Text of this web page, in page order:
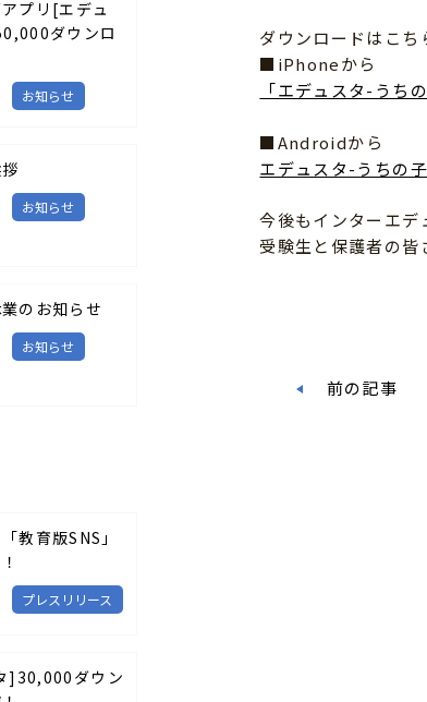
ダウンロードはこ
■iPhoneから
「エデュスタ-うち
■Androidから
エデュスタ-うちの
今後もインターエデ
受験生と保護者の皆
前の記事
プリ[エデュ
ダウンロ
お知らせ
お知らせ
のお知らせ
お知らせ
教育版SNS」
プレスリリース
]30,000ダウン